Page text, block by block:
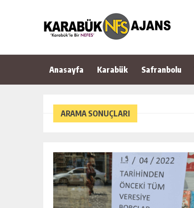
Anasayfa Karabük Safranbolu
ARAMA SONUÇLARI